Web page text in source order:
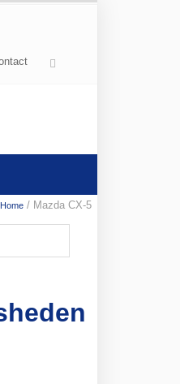
Home / Mazda CX-5